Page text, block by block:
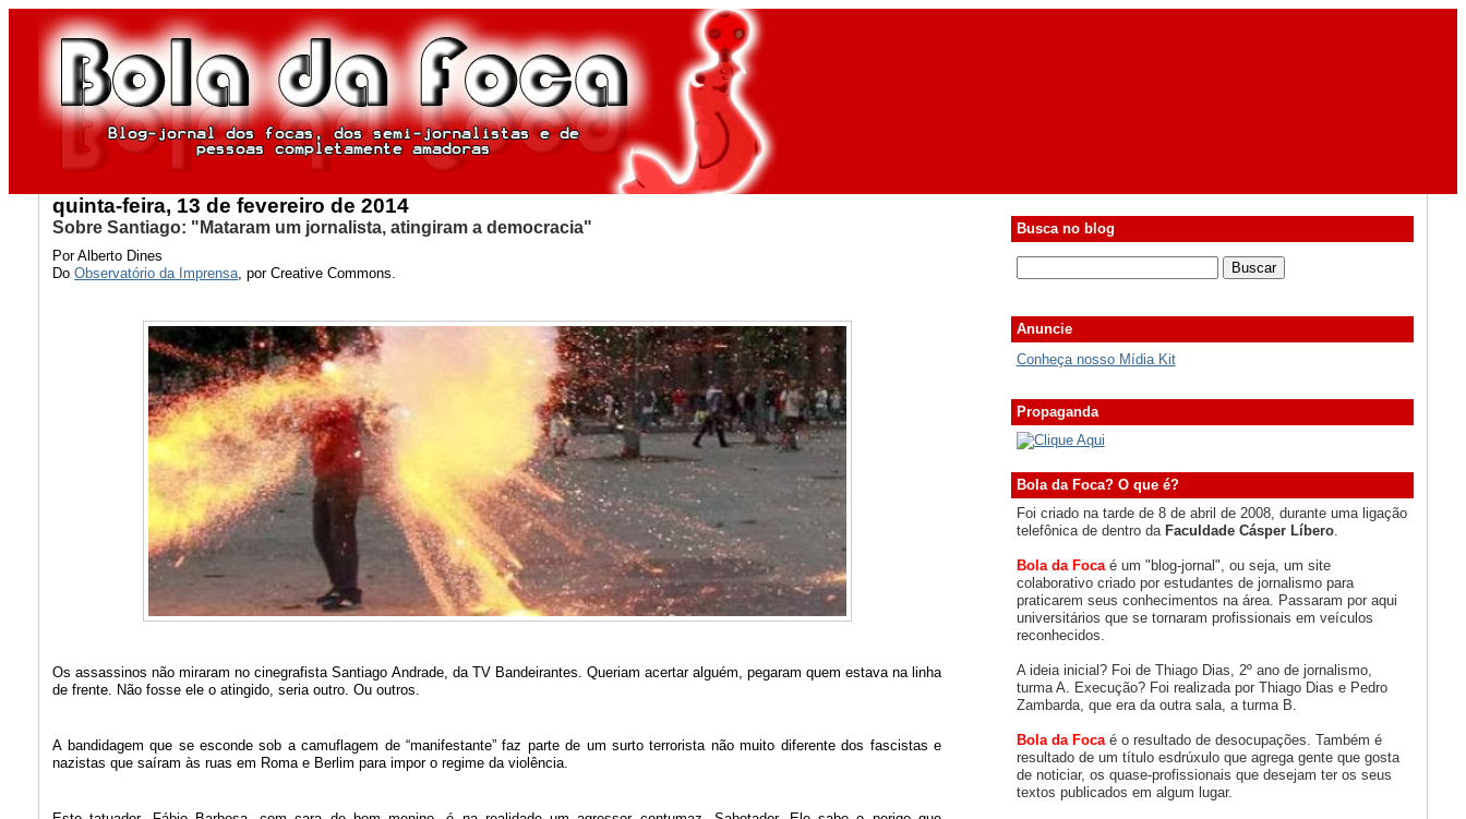
quinta-feira, 13 de fevereiro de 2014
Sobre Santiago: "Mataram um jornalista, atingiram a democracia"
Por Alberto Dines
DoObservatório da Imprensa , por Creative Commons.
Os assassinos não miraram no cinegrafista Santiago Andrade, da TV Bandeirantes. Queriam acertar alguém, pegaram quem estava na linha
de frente. Não fosse ele o atingido, seria outro. Ou outros.
A bandidagem que se esconde sob a camuflagem de “manifestante” faz parte de um surto terrorista não muito diferente dos fascistas e
nazistas que saíram às ruas em Roma e Berlim para impor o regime da violência.
Busca no blog
Anuncie
Conheça nosso Mídia Kit
Propaganda
Bola da Foca? O que é?
Foi criado na tarde de 8 de abril de 2008, durante uma ligação
telefônica de dentro da Faculdade Cásper Líbero.
Bola da Foca é um "blog-jornal", ou seja, um site
colaborativo criado por estudantes de jornalismo para
praticarem seus conhecimentos na área. Passaram por aqui
universitários que se tornaram profissionais em veículos
reconhecidos.
A ideia inicial? Foi de Thiago Dias, 2º ano de jornalismo,
turma A. Execução? Foi realizada por Thiago Dias e Pedro
Zambarda, que era da outra sala, a turma B.
Bola da Focaé o resultado de desocupações. Também é
resultado de um título esdrúxulo que agrega gente que gosta
de noticiar, os quase-profissionais que desejam ter os seus
textos publicados em algum lugar.